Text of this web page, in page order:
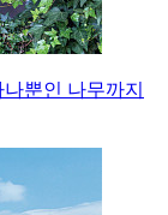
뿐인 나무까지